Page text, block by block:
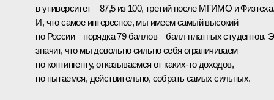
в университет – 87,5 из 100, третий после МГИМО и
И, что самое интересное, мы имеем самый высокий
по России – порядка 79 баллов – балл платных студентов.
значит, что мы довольно сильно себя ограничиваем
по контингенту, отказываемся от каких‑то доходов,
но пытаемся, действительно, собрать самых сильных.